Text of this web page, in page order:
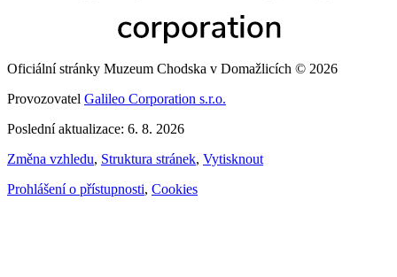
Oficiální stránky Muzeum Chodska v Domažlicích © 2026
Provozovatel Galileo Corporation s.r.o.
Poslední aktualizace: 6. 8. 2026
Změna vzhledu, Struktura stránek, Vytisknout
Prohlášení o přístupnosti, Cookies